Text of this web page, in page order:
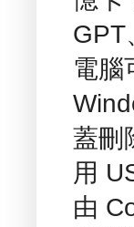
GPT
電腦
蓋刪
用
由